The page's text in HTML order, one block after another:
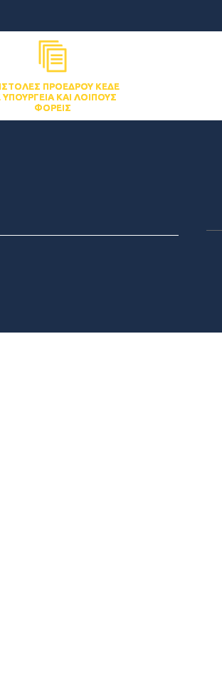
ΠΡΟΈΔΡΟΥ ΚΕΔΕ
ΥΠΟΥΡΓΕΊΑ ΚΑΙ ΛΟΙΠΟΎΣ
ΦΟΡΕΊΣ